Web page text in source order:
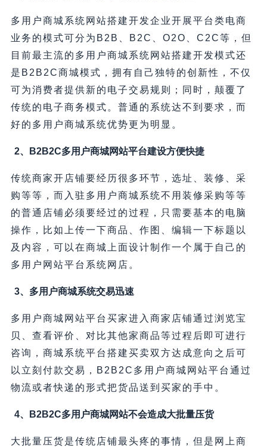
多用户商城系统网站搭建开发企业开展平台类电商
业务的模式可分为B2B、B2C、O2O、C2C等，但
目前最主流的多用户商城系统网站搭建开发模式还
是B2B2C商城模式，拥有自己独特的创新性，不仅
可为消费者提供新的电子交易规则；同时，颠覆了
传统的电子商务模式。普通的系统达不到要求，而
好的多用户商城系统优势更为明显。
2、B2B2C多用户商城网站平台建设方便快捷
传统商家开店铺要经历很多环节，选址、装修、采
购等等，而入驻多用户商城系统不用装修采购等等
的普通店铺必须要经过的过程，只需要基本的电脑
操作，比如上传一下商品、作图、编辑一下标题以
及内容，可以在商城上面设计制作一个属于自己的
多用户网站平台系统网店。
3、多用户商城系统交易迅速
多用户商城网站平台买家进入商家店铺通过浏览宝
贝、查看评价、对比其他家商品等过程后即可进行
咨询，商城系统平台搭建买卖双方达成意向之后可
以立刻付款交易，B2B2C多用户商城网站平台通过
物流或者快递的形式把货品送到买家的手中。
4、B2B2C多用户商城网站不会造成大批量压货
大批量压货是传统店铺最头疼的事情，但是网上商